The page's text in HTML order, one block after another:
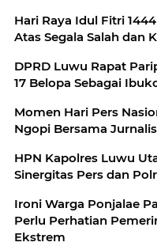
Hari Raya Idul Fitri
Atas Segala Salah dan
DPRD Luwu Rapat
17 Belopa Sebagai
Momen Hari Pers
Ngopi Bersama
HPN Kapolres Luwu Utara
Sinergitas Pers dan
Ironi Warga Ponjalae
Perlu Perhatian
Ekstrem